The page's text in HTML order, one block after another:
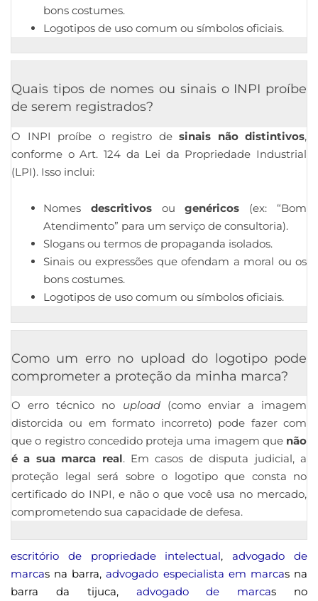
bons costumes.
Logotipos de uso comum ou símbolos oficiais.
Quais tipos de nomes ou sinais o INPI proíbe
de serem registrados?
O INPI proíbe o registro de sinais não distintivos,
conforme o Art. 124 da Lei da Propriedade Industrial
(LPI). Isso inclui:
Nomes descritivosougenéricos (ex: “Bom
Atendimento” para um serviço de consultoria).
Slogans ou termos de propaganda isolados.
Sinais ou expressões que ofendam a moral ou os
bons costumes.
Logotipos de uso comum ou símbolos oficiais.
Como um erro no upload do logotipo pode
comprometer a proteção da minha marca?
O erro técnico no upload(como enviar a imagem
distorcida ou em formato incorreto) pode fazer com
que o registro concedido proteja uma imagem que não
é a sua marca real. Em casos de disputa judicial, a
proteção legal será sobre o logotipo que consta no
certificado do INPI, e não o que você usa no mercado,
comprometendo sua capacidade de defesa.
escritório de propriedade intelectual,advogado de
marcas na barra,advogado especialista em marcas na
barra da tijuca, advogado de marcas no